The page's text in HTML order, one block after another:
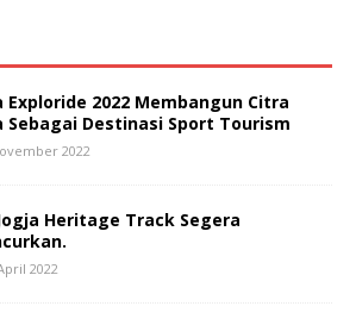
Exploride 2022 Membangun Citra
Sebagai Destinasi Sport Tourism
2022
Heritage Track Segera
2022